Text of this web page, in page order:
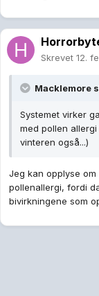
Skrevet 12.
Macklemore
Systemet virker
med pollen
vinteren også...)
Jeg kan opplyse
pollenallergi, fordi
bivirkningene som